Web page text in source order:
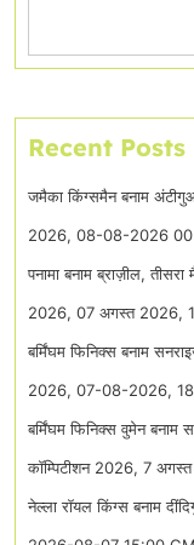
Recent Posts
जमैका किंग्समैन बनाम
2026, 08-08-2026
पनामा बनाम ब्राज़ील,
2026, 07 अगस्त 2026,
बर्मिंघम फिनिक्स बनाम
2026, 07-08-2026,
बर्मिंघम फिनिक्स वुमेन
कॉम्पिटीशन 2026, 7
नेल्ला रॉयल किंग्स बनाम